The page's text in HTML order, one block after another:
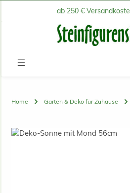
Zum Hauptinhalt springen
ab 250 €
Home Garten & Deko für Zuhause
Bildergalerie überspringen